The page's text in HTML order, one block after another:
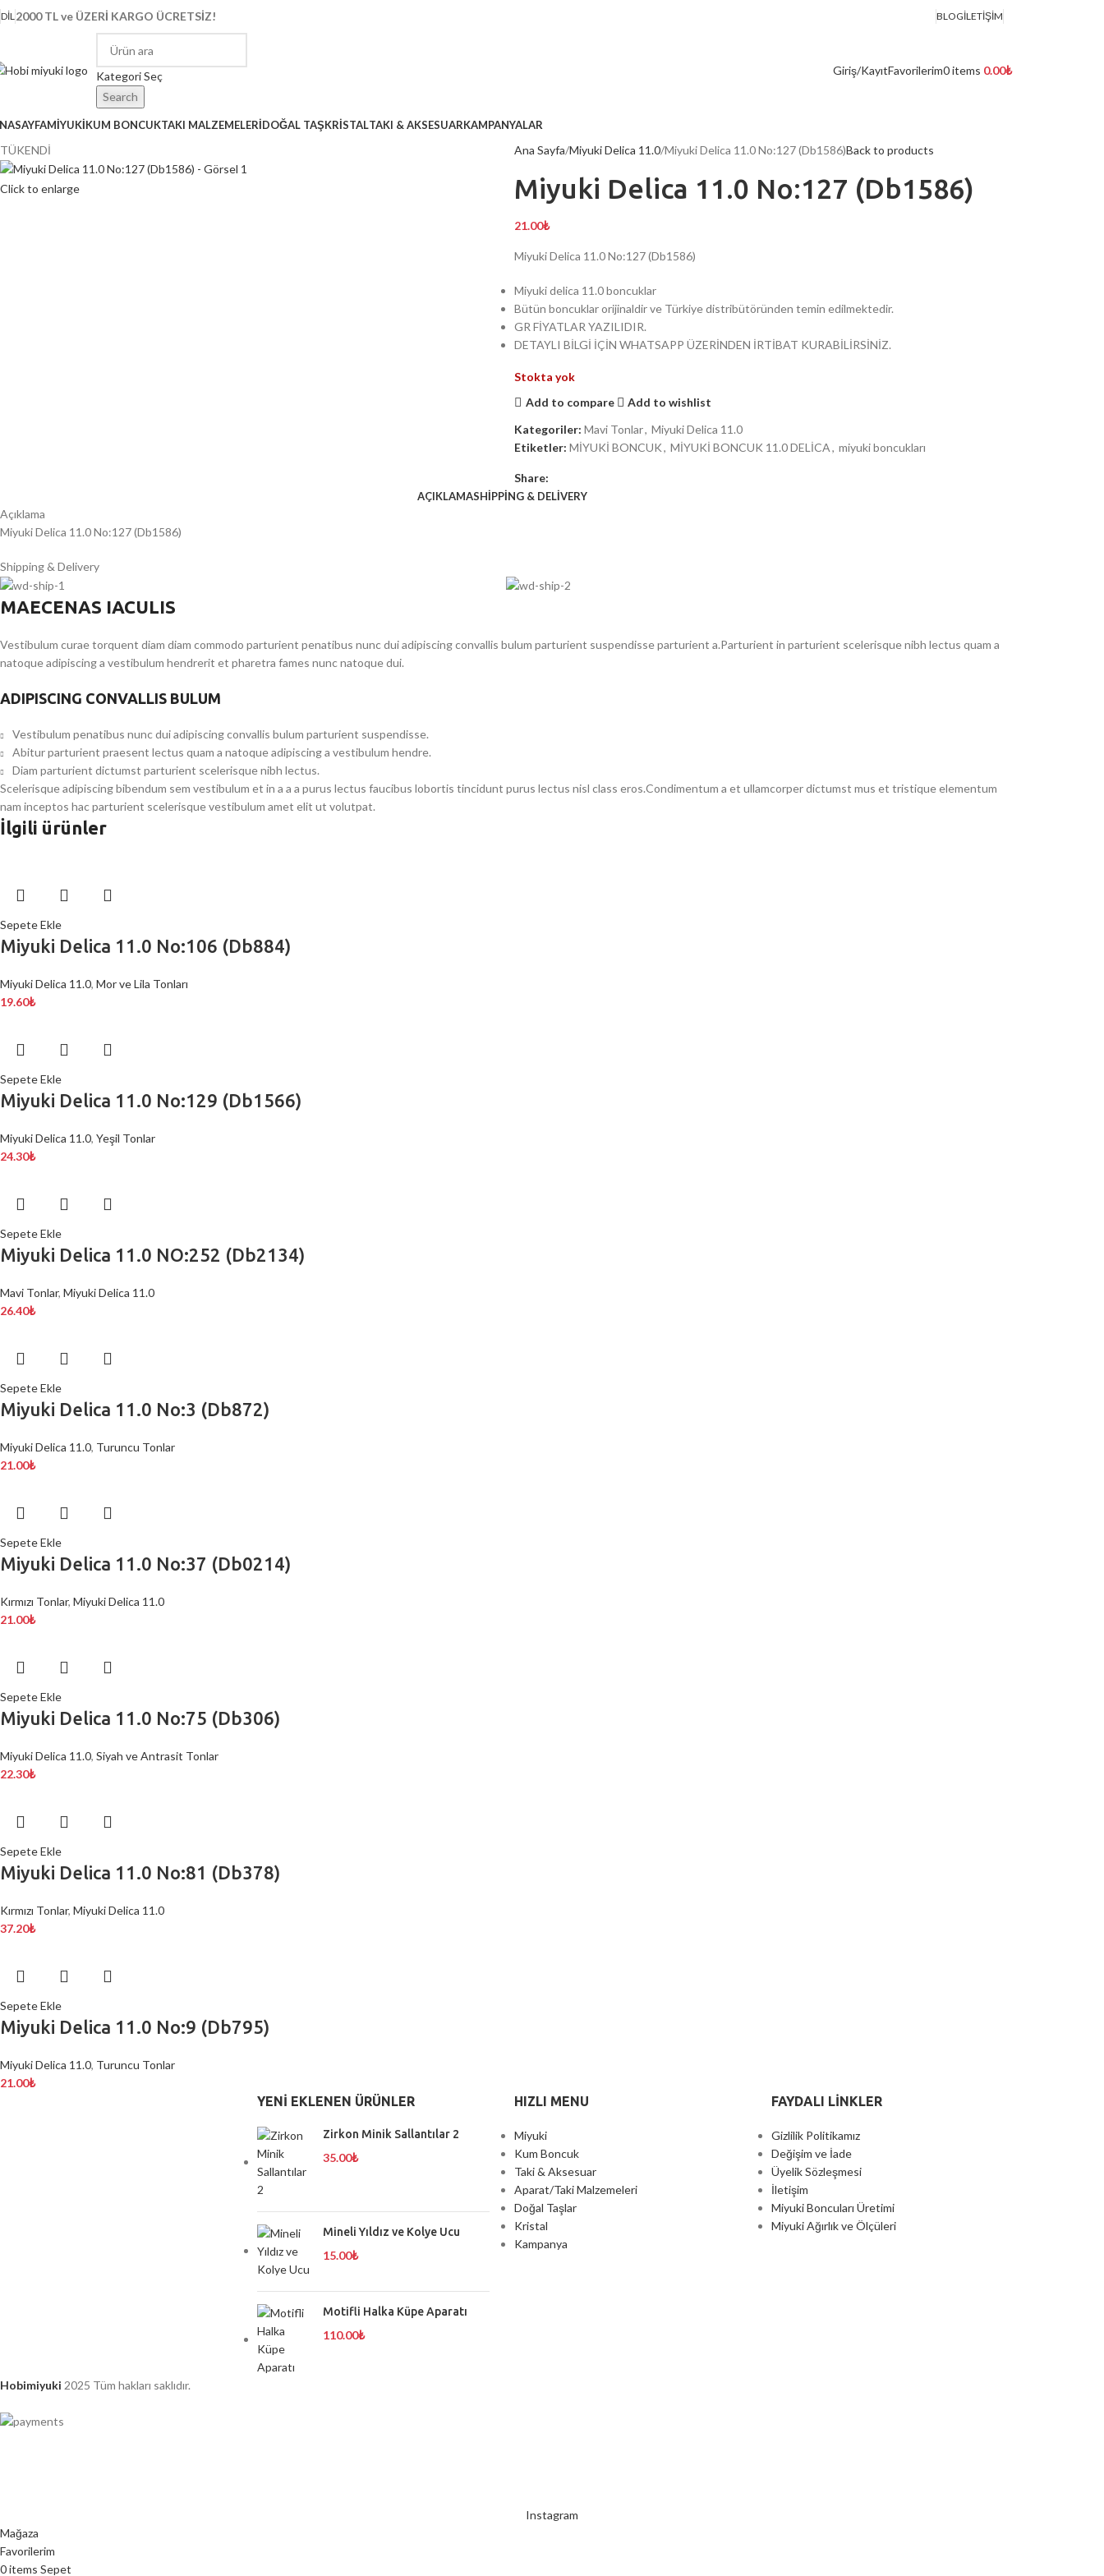
DIL2000 TL ve ÜZERİ KARGO ÜCRETSİZ! BLOGİLETIŞIM
Kategori Seç
Search
Giriş/KayıtFavorilerim0items 0.00₺
MİYUKİKUM BONCUKTAKI MALZEMELERİDOĞAL TAŞKRİSTALTAKI & AKSESUARKAMPANYALAR
TÜKENDİ
Click to enlarge
Ana Sayfa Miyuki Delica 11.0 Miyuki Delica 11.0 No:127 (Db1586)Back to products
Miyuki Delica 11.0 No:127 (Db1586)
21.00₺
Miyuki Delica 11.0 No:127 (Db1586)
Miyuki delica 11.0 boncuklar
Bütün boncuklar orijinaldir ve Türkiye distribütöründen temin edilmektedir.
GR FİYATLAR YAZILIDIR.
DETAYLI BİLGİ İÇİN WHATSAPP ÜZERİNDEN İRTİBAT KURABİLİRSİNİZ.
Stokta yok
Add to compare
Add to wishlist
Kategoriler: Mavi Tonlar, Miyuki Delica 11.0
Etiketler: MİYUKİ BONCUK, MİYUKİ BONCUK 11.0 DELİCA, miyuki boncukları
Share:
AÇIKLAMASHIPPING & DELIVERY
Açıklama
Miyuki Delica 11.0 No:127 (Db1586)
Shipping & Delivery
MAECENAS IACULIS
Vestibulum curae torquent diam diam commodo parturient penatibus nunc dui adipiscing convallis bulum parturient suspendisse parturient a.Parturient in parturient scelerisque nibh lectus quam a
natoque adipiscing a vestibulum hendrerit et pharetra fames nunc natoque dui.
ADIPISCING CONVALLIS BULUM
Vestibulum penatibus nunc dui adipiscing convallis bulum parturient suspendisse.
Abitur parturient praesent lectus quam a natoque adipiscing a vestibulum hendre.
Diam parturient dictumst parturient scelerisque nibh lectus.
Scelerisque adipiscing bibendum sem vestibulum et in a a a purus lectus faucibus lobortis tincidunt purus lectus nisl class eros.Condimentum a et ullamcorper dictumst mus et tristique elementum
nam inceptos hac parturient scelerisque vestibulum amet elit ut volutpat.
İlgili ürünler
Sepete Ekle
Miyuki Delica 11.0 No:106 (Db884)
Miyuki Delica 11.0, Mor ve Lila Tonları
19.60₺
Sepete Ekle
Miyuki Delica 11.0 No:129 (Db1566)
Miyuki Delica 11.0, Yeşil Tonlar
24.30₺
Sepete Ekle
Miyuki Delica 11.0 NO:252 (Db2134)
Mavi Tonlar, Miyuki Delica 11.0
26.40₺
Sepete Ekle
Miyuki Delica 11.0 No:3 (Db872)
Miyuki Delica 11.0, Turuncu Tonlar
21.00₺
Sepete Ekle
Miyuki Delica 11.0 No:37 (Db0214)
Kırmızı Tonlar, Miyuki Delica 11.0
21.00₺
Sepete Ekle
Miyuki Delica 11.0 No:75 (Db306)
Miyuki Delica 11.0, Siyah ve Antrasit Tonlar
22.30₺
Sepete Ekle
Miyuki Delica 11.0 No:81 (Db378)
Kırmızı Tonlar, Miyuki Delica 11.0
37.20₺
Sepete Ekle
Miyuki Delica 11.0 No:9 (Db795)
Miyuki Delica 11.0, Turuncu Tonlar
21.00₺
YENI EKLENEN ÜRÜNLER
Zirkon Minik Sallantılar 2
35.00₺
Mineli Yıldız ve Kolye Ucu
15.00₺
Motifli Halka Küpe Aparatı
110.00₺
HIZLI MENU
Miyuki
Kum Boncuk
Taki & Aksesuar
Aparat/Taki Malzemeleri
Doğal Taşlar
Kristal
Kampanya
FAYDALI LİNKLER
Gizlilik Politikamız
Değişim ve İade
Üyelik Sözleşmesi
İletişim
Miyuki Boncuları Üretimi
Miyuki Ağırlık ve Ölçüleri
Hobimiyuki 2025 Tüm hakları saklıdır.
Instagram
Mağaza
Favorilerim
0items Sepet